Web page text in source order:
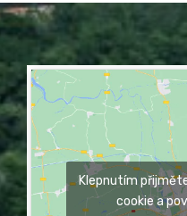
Klepnutím
cookie a